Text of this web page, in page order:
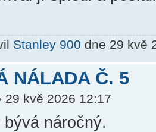
Stanley 900 dne 29 kvě
NÁLADA Č. 5
29 kvě 2026 12:17
náročný.